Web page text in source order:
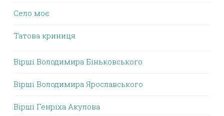
Село моє
Татова криниця
Вірші Володимира Біньковського
Вірші Володимира Ярославського
Вірші Генріха Акулова